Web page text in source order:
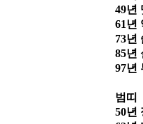
49년
61 년
73년
85년
97년
범띠
50년